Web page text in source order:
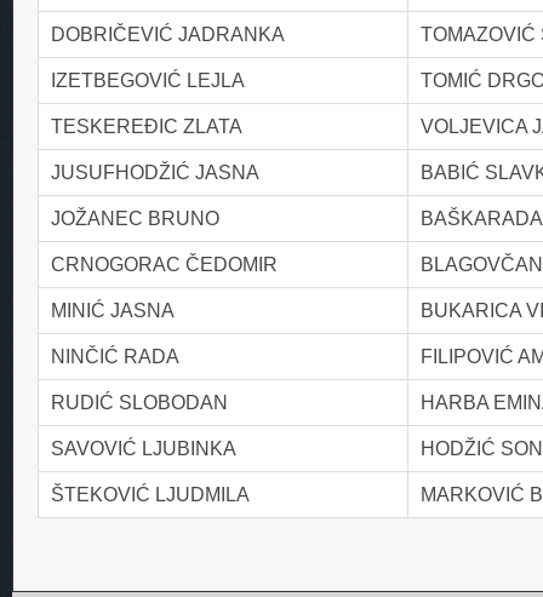
DOBRIČEVIĆ JADRANKA TOMAZOVIĆ
IZETBEGOVIĆ LEJLA TOMIĆ
TESKEREĐIC ZLATA VOLJEVICA
JUSUFHODŽIĆ JASNA BABIĆ
JOŽANEC BRUNO
CRNOGORAC ČEDOMIR
MINIĆ JASNA BUKARICA
NINČIĆ RADA FILIPOVIĆ
RUDIĆ SLOBODAN HARBA
SAVOVIĆ LJUBINKA HODŽIĆ
ŠTEKOVIĆ LJUDMILA MARKOVIĆ